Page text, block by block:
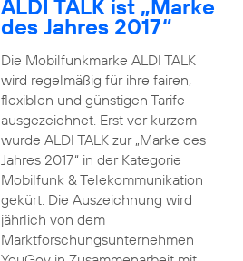
ALDI TALK ist „Marke
des Jahres 2017“
Die Mobilfunkmarke ALDI TALK
wird regelmäßig für ihre fairen,
flexiblen und günstigen Tarife
ausgezeichnet. Erst vor kurzem
wurde ALDI TALK zur „Marke des
Jahres 2017“ in der Kategorie
Mobilfunk & Telekommunikation
gekürt. Die Auszeichnung wird
jährlich von dem
Marktforschungsunternehmen